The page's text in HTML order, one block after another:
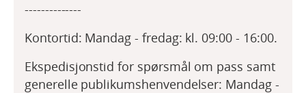
--------------
Kontortid: Mandag - fredag: kl. 09:00 - 16:00.
Ekspedisjonstid for spørsmål om pass samt
generelle publikumshenvendelser: Mandag -